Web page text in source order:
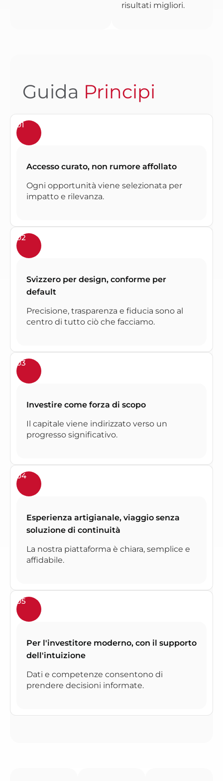
risultati migliori.
Guida Principi
01
Accesso curato, non rumore affollato
Ogni opportunità viene selezionata per
impatto e rilevanza.
02
Svizzero per design, conforme per
default
Precisione, trasparenza e fiducia sono al
centro di tutto ciò che facciamo.
03
Investire come forza di scopo
Il capitale viene indirizzato verso un
progresso significativo.
04
Esperienza artigianale, viaggio senza
soluzione di continuità
La nostra piattaforma è chiara, semplice e
affidabile.
05
Per l'investitore moderno, con il supporto
dell'intuizione
Dati e competenze consentono di
prendere decisioni informate.